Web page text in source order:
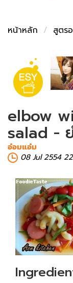
หน้าหลัก
สูตร
elbow
salad -
อ๋อมแอ๋ม
08 Jul 2554